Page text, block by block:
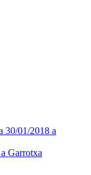
30/01/2018 a
Garrotxa